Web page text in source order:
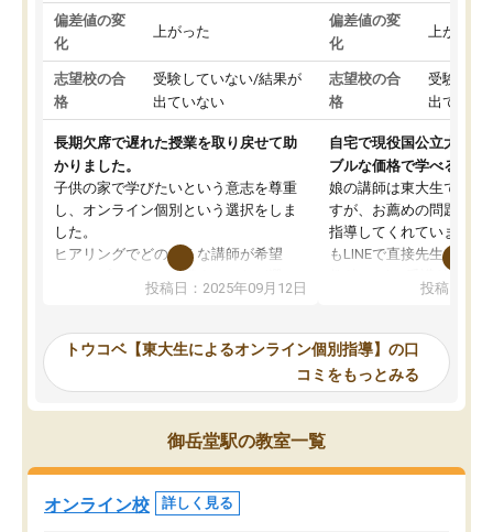
偏差値の変
化
上がった
志望校の合
格
受験していない/結果が
出ていない
長期欠席で遅れた授業を取り戻せて助
かりました。
子供の家で学びたいという意志を尊重
し、オンライン個別という選択をしま
した。
ヒアリングでどのような講師が希望
か、オプションは付帯するかなど選ぶ
事が出来ました。
ーティングを行い、その講師で良いか
見てから講師を決定する事ができま
す。
うちの子は、初回面談の講師の方で決
オンラインツールを使用した単語帳の
共有があり宿題もそちらで出される形
投稿日：2025年09月12日
偏差値の変
化
上がった
志望校の合
格
受験して
出ていな
自宅で現役国公立大学生
ブルな価格で学べる
娘の講師は東大生では無
すが、お薦めの問題集や
指導してくれています。
もLINEで直接先生に質問
めれるので、個人に合
いなのがあり(有料)、受
ことをどんなスケジュー
くか相談したのですが、
ち期待したものではなく
くなってきたようなので
投稿日：
トウコベ【東大生によるオンライン個別指導】の口
コミをもっとみる
御岳堂駅の教室一覧
オンライン校 詳しく見る